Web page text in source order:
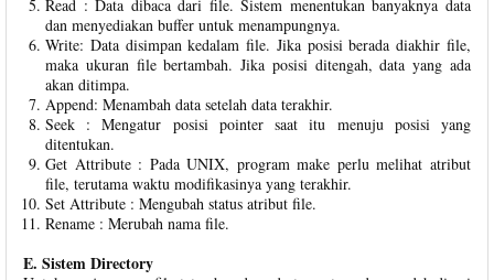
Read : Data dibaca dari file. Sistem menentukan banyaknya data
dan menyediakan buffer untuk menampungnya.
Write: Data disimpan kedalam file. Jika posisi berada diakhir file,
maka ukuran file bertambah. Jika posisi ditengah, data yang ada
akan ditimpa.
Append: Menambah data setelah data terakhir.
Seek : Mengatur posisi pointer saat itu menuju posisi yang
ditentukan.
Get Attribute : Pada UNIX, program make perlu melihat atribut
file, terutama waktu modifikasinya yang terakhir.
Set Attribute : Mengubah status atribut file.
Rename : Merubah nama file.
E. Sistem Directory